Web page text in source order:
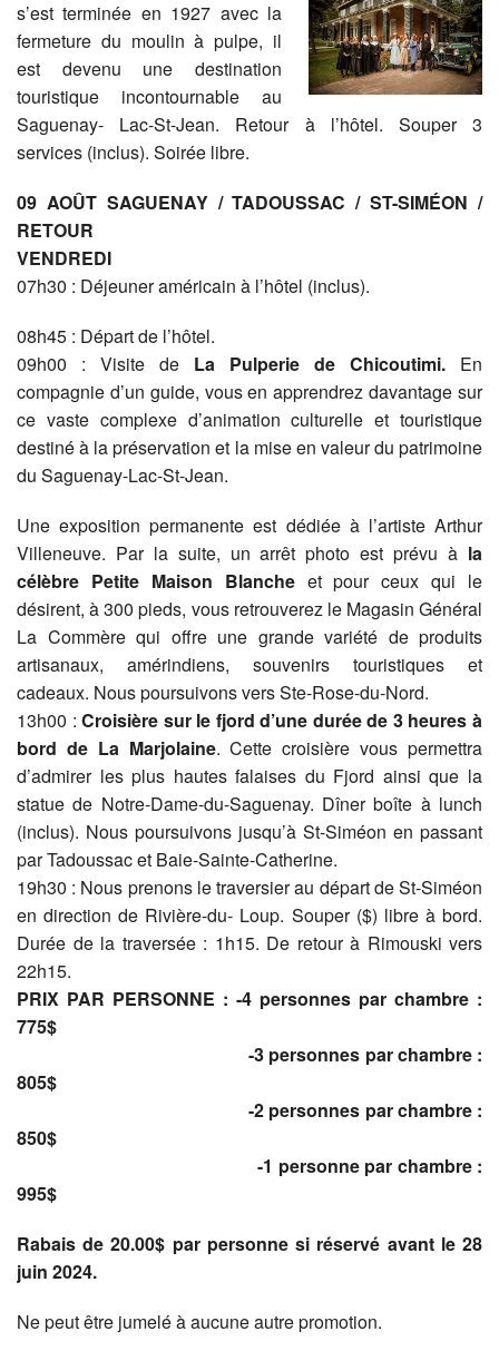
s’est terminée en 1927 avec la
fermeture du moulin à pulpe, il
est devenu une destination
touristique incontournable au
Saguenay- Lac-St-Jean. Retour à l’hôtel. Souper 3
services (inclus). Soirée libre.
09 AOÛT SAGUENAY / TADOUSSAC / ST-SIMÉON /
RETOUR
VENDREDI
07h30 : Déjeuner américain à l’hôtel (inclus).
08h45 : Départ de l’hôtel.
09h00 : Visite de La Pulperie de Chicoutimi. En
compagnie d’un guide, vous en apprendrez davantage sur
ce vaste complexe d’animation culturelle et touristique
destiné à la préservation et la mise en valeur du patrimoine
du Saguenay-Lac-St-Jean.
Une exposition permanente est dédiée à l’artiste Arthur
Villeneuve. Par la suite, un arrêt photo est prévu à la
célèbre Petite Maison Blancheet pour ceux qui le
désirent, à 300 pieds, vous retrouverez le Magasin Général
La Commère qui offre une grande variété de produits
artisanaux, amérindiens, souvenirs touristiques et
cadeaux. Nous poursuivons vers Ste-Rose-du-Nord.
13h00 :Croisière sur le fjord d’une durée de 3 heures à
bord de La Marjolaine. Cette croisière vous permettra
d’admirer les plus hautes falaises du Fjord ainsi que la
statue de Notre-Dame-du-Saguenay. Dîner boîte à lunch
(inclus). Nous poursuivons jusqu’à St-Siméon en passant
par Tadoussac et Baie-Sainte-Catherine.
19h30 : Nous prenons le traversier au départ de St-Siméon
en direction de Rivière-du- Loup. Souper ($) libre à bord.
Durée de la traversée : 1h15. De retour à Rimouski vers
22h15.
PRIX PAR PERSONNE : -4 personnes par chambre :
775$
-3 personnes par chambre :
805$
-2 personnes par chambre :
850$
-1 personne par chambre :
995$
Rabais de 20.00$ par personne si réservé avant le 28
juin 2024.
Ne peut être jumelé à aucune autre promotion.